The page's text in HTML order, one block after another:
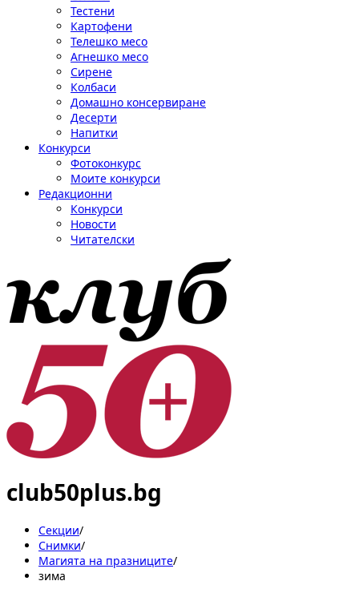
Тестени
Картофени
Телешко месо
Агнешко месо
Сирене
Колбаси
Домашно консервиране
Десерти
Напитки
Конкурси
Фотоконкурс
Моите конкурси
Редакционни
Конкурси
Новости
Читателски
club50plus.bg
Секции/
Снимки/
Магията на празниците/
зима